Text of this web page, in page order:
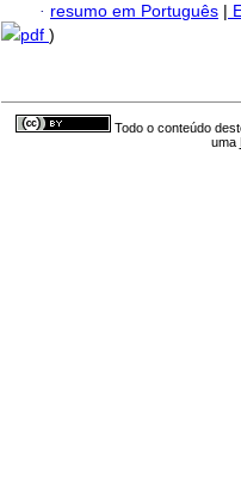
· resumo em Português |
pdf )
Todo o conteúdo
uma